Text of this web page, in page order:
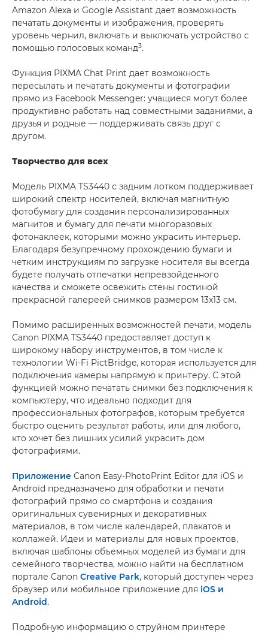
Amazon Alexa и Google Assistant дает возможность
печатать документы и изображения, проверять
уровень чернил, включать и выключать устройство с
помощью голосовых команд3.
Функция PIXMA Chat Print дает возможность
пересылать и печатать документы и фотографии
прямо из Facebook Messenger: учащиеся могут более
продуктивно работать над совместными заданиями, а
друзья и родные — поддерживать связь друг с
другом.
Творчество для всех
Модель PIXMA TS3440 с задним лотком поддерживает
широкий спектр носителей, включая магнитную
фотобумагу для создания персонализированных
магнитов и бумагу для печати многоразовых
фотонаклеек, которыми можно украсить интерьер.
Благодаря безупречному прохождению бумаги и
четким инструкциям по загрузке носителя вы всегда
будете получать отпечатки непревзойденного
качества и сможете освежить стены гостиной
прекрасной галереей снимков размером 13x13 см.
Помимо расширенных возможностей печати, модель
Canon PIXMA TS3440 предоставляет доступ к
широкому набору инструментов, в том числе к
технологии Wi-Fi PictBridge, которая используется для
подключения камеры напрямую к принтеру. С этой
функцией можно печатать снимки без подключения к
компьютеру, что идеально подходит для
профессиональных фотографов, которым требуется
быстро оценить результат работы, или для любого,
кто хочет без лишних усилий украсить дом
фотографиями.
Приложение Canon Easy-PhotoPrint Editor для iOS и
Android предназначено для обработки и печати
фотографий прямо со смартфона и создания
оригинальных сувенирных и декоративных
материалов, в том числе календарей, плакатов и
коллажей. Идеи и материалы для новых проектов,
включая шаблоны объемных моделей из бумаги для
семейного творчества, можно найти на бесплатном
портале Canon Creative Park, который доступен через
браузер или мобильное приложение для iOS и
Android.
Подробную информацию о струйном принтере